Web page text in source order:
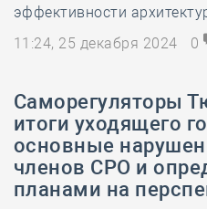
эффективности
11:24, 25 декабря 2024
0
Саморегуляторы
итоги уходящего
основные
членов СРО и
планами на